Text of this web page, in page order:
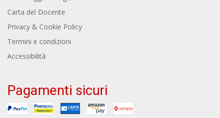
Carta del Docente
Privacy & Cookie Policy
Termini e condizioni
Accessibilità
Pagamenti sicuri